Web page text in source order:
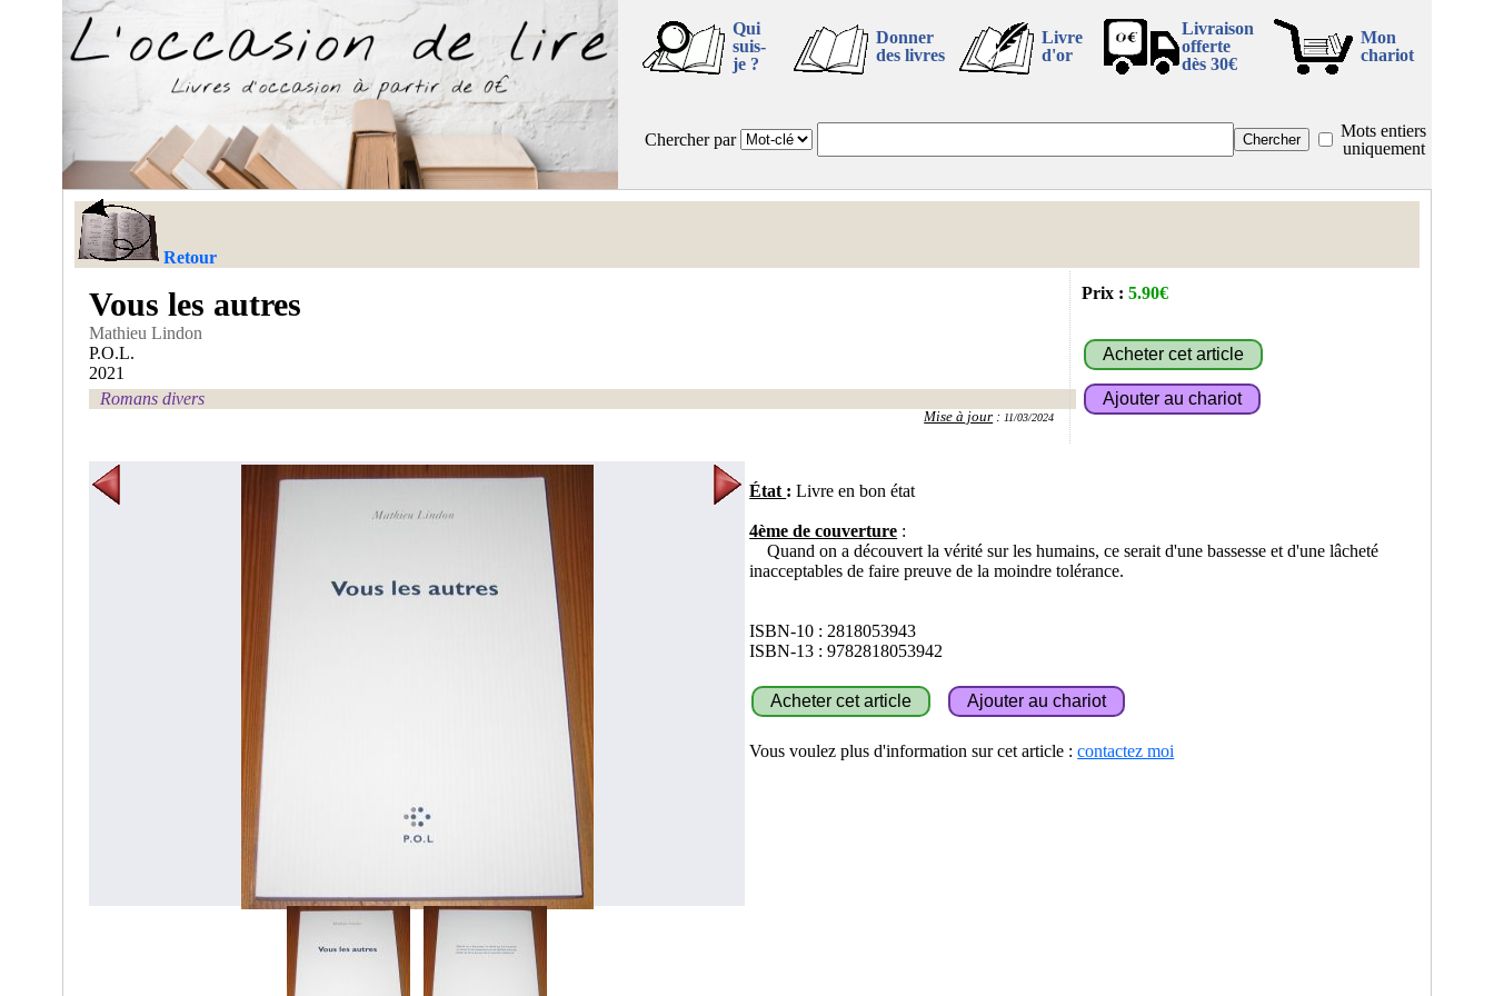
Qui
suis-
je ?
Donner
des livres
Livre
d'or
Livraison
offerte
dès 30€
Mon
chariot
Chercher par
Mots entiers
uniquement
Retour
Vous les autres
Mathieu Lindon
P.O.L.
2021
Romans divers
Mise à jour :11/03/2024
Prix : 5.90€
État : Livre en bon état
4ème de couverture :
Quand on a découvert la vérité sur les humains, ce serait d'une bassesse et d'une lâcheté
inacceptables de faire preuve de la moindre tolérance.
ISBN-10 : 2818053943
ISBN-13 : 9782818053942
Vous voulez plus d'information sur cet article :contactez moi